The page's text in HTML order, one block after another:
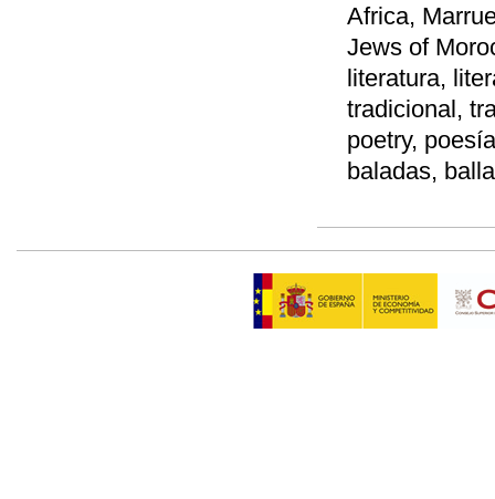
Africa,
Jews of
literatura,
tradicional,
poetry,
baladas,